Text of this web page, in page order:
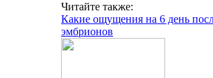
Читайте также:
Какие ощущения на 6 день
эмбрионов